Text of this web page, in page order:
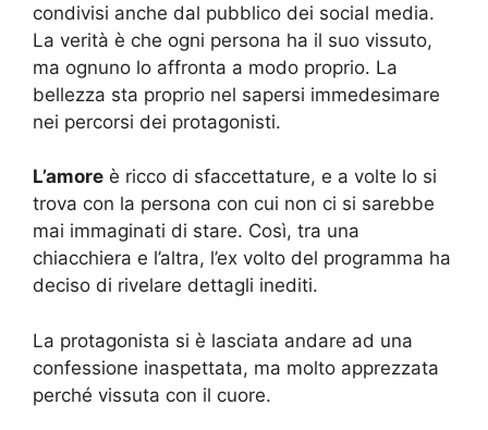
condivisi anche dal pubblico dei social media.
La verità è che ogni persona ha il suo vissuto,
ma ognuno lo affronta a modo proprio. La
bellezza sta proprio nel sapersi immedesimare
nei percorsi dei protagonisti.
L’amore è ricco di sfaccettature, e a volte lo si
trova con la persona con cui non ci si sarebbe
mai immaginati di stare. Così, tra una
chiacchiera e l’altra, l’ex volto del programma ha
deciso di rivelare dettagli inediti.
La protagonista si è lasciata andare ad una
confessione inaspettata, ma molto apprezzata
perché vissuta con il cuore.